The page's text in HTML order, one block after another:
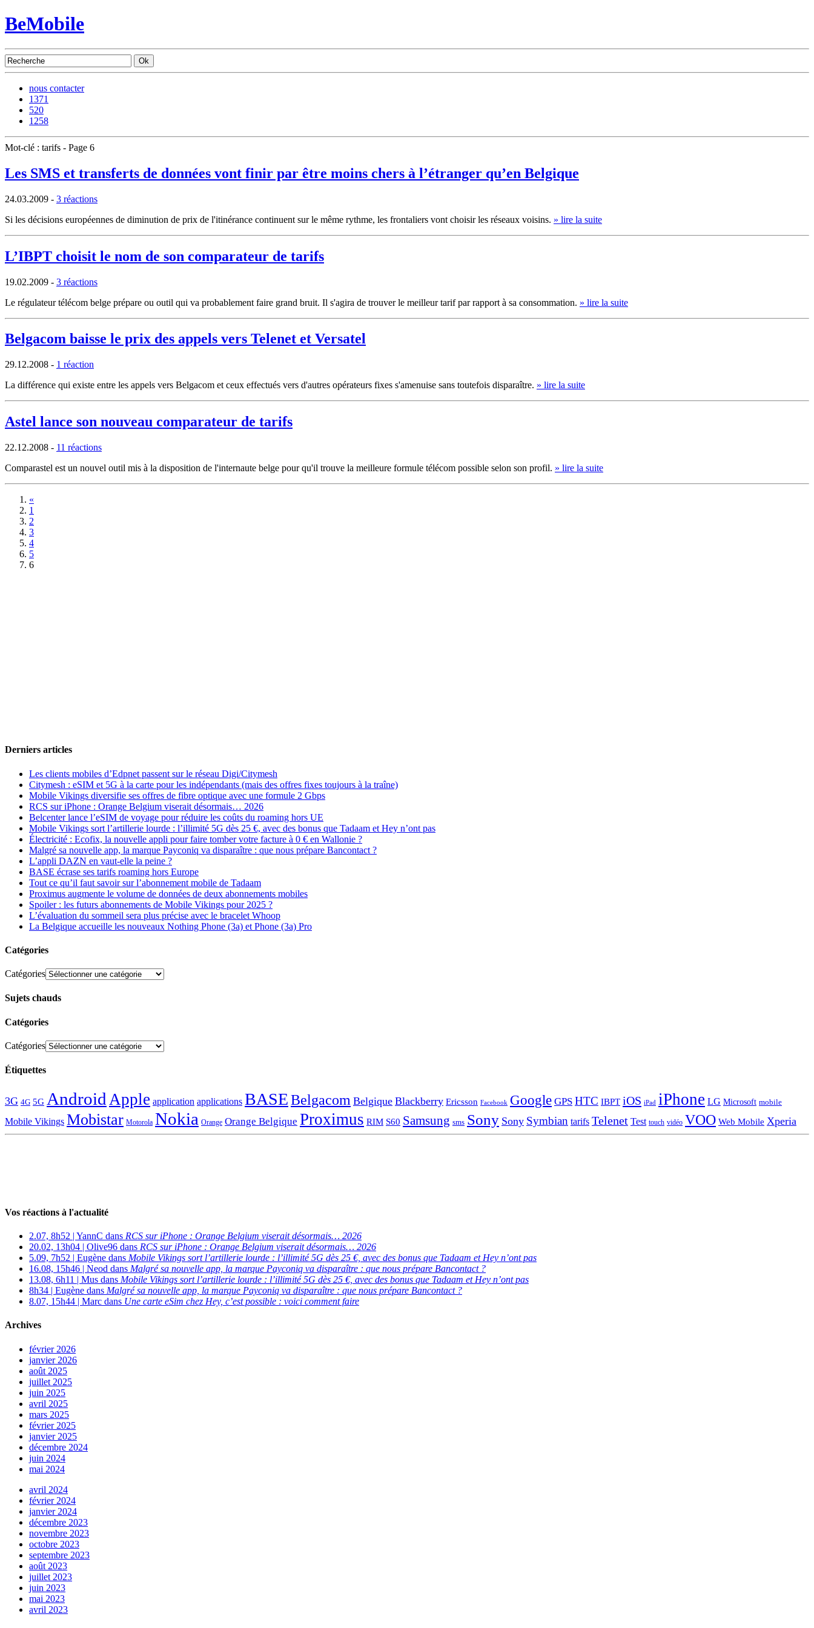
BeMobile
nous contacter
1371
520
1258
Mot-clé : tarifs - Page 6
Les SMS et transferts de données vont finir par être moins chers à l’étranger qu’en Belgique
24.03.2009 - 3 réactions
Si les décisions européennes de diminution de prix de l'itinérance continuent sur le même rythme, les frontaliers vont choisir les réseaux voisins. » lire la suite
L’IBPT choisit le nom de son comparateur de tarifs
19.02.2009 - 3 réactions
Le régulateur télécom belge prépare ou outil qui va probablement faire grand bruit. Il s'agira de trouver le meilleur tarif par rapport à sa consommation. » lire la suite
Belgacom baisse le prix des appels vers Telenet et Versatel
29.12.2008 - 1 réaction
La différence qui existe entre les appels vers Belgacom et ceux effectués vers d'autres opérateurs fixes s'amenuise sans toutefois disparaître. » lire la suite
Astel lance son nouveau comparateur de tarifs
22.12.2008 - 11 réactions
Comparastel est un nouvel outil mis à la disposition de l'internaute belge pour qu'il trouve la meilleure formule télécom possible selon son profil. » lire la suite
«
1
2
3
4
5
6
Derniers articles
Les clients mobiles d’Edpnet passent sur le réseau Digi/Citymesh
Citymesh : eSIM et 5G à la carte pour les indépendants (mais des offres fixes toujours à la traîne)
Mobile Vikings diversifie ses offres de fibre optique avec une formule 2 Gbps
RCS sur iPhone : Orange Belgium viserait désormais… 2026
Belcenter lance l’eSIM de voyage pour réduire les coûts du roaming hors UE
Mobile Vikings sort l’artillerie lourde : l’illimité 5G dès 25 €, avec des bonus que Tadaam et Hey n’ont pas
Électricité : Ecofix, la nouvelle appli pour faire tomber votre facture à 0 € en Wallonie ?
Malgré sa nouvelle app, la marque Payconiq va disparaître : que nous prépare Bancontact ?
L’appli DAZN en vaut-elle la peine ?
BASE écrase ses tarifs roaming hors Europe
Tout ce qu’il faut savoir sur l’abonnement mobile de Tadaam
Proximus augmente le volume de données de deux abonnements mobiles
Spoiler : les futurs abonnements de Mobile Vikings pour 2025 ?
L’évaluation du sommeil sera plus précise avec le bracelet Whoop
La Belgique accueille les nouveaux Nothing Phone (3a) et Phone (3a) Pro
Catégories
Catégories
Sujets chauds
Catégories
Catégories
Étiquettes
3G 4G 5G Android Apple application applications BASEBelgacom Belgique Blackberry Ericsson Facebook Google GPS HTC IBPT iOS iPad iPhone LG Microsoft mobile
Mobile Vikings Mobistar Motorola Nokia Orange Orange Belgique Proximus RIM S60 Samsung sms Sony Sony Symbian tarifs Telenet Test touch vidéo VOO Web Mobile Xperia
Vos réactions à l'actualité
2.07, 8h52 | YannC dans RCS sur iPhone : Orange Belgium viserait désormais… 2026
20.02, 13h04 | Olive96 dans RCS sur iPhone : Orange Belgium viserait désormais… 2026
5.09, 7h52 | Eugène dans Mobile Vikings sort l’artillerie lourde : l’illimité 5G dès 25 €, avec des bonus que Tadaam et Hey n’ont pas
16.08, 15h46 | Neod dans Malgré sa nouvelle app, la marque Payconiq va disparaître : que nous prépare Bancontact ?
13.08, 6h11 | Mus dans Mobile Vikings sort l’artillerie lourde : l’illimité 5G dès 25 €, avec des bonus que Tadaam et Hey n’ont pas
8h34 | Eugène dans Malgré sa nouvelle app, la marque Payconiq va disparaître : que nous prépare Bancontact ?
8.07, 15h44 | Marc dans Une carte eSim chez Hey, c’est possible : voici comment faire
Archives
février 2026
janvier 2026
août 2025
juillet 2025
juin 2025
avril 2025
mars 2025
février 2025
janvier 2025
décembre 2024
juin 2024
mai 2024
avril 2024
février 2024
janvier 2024
décembre 2023
novembre 2023
octobre 2023
septembre 2023
août 2023
juillet 2023
juin 2023
mai 2023
avril 2023